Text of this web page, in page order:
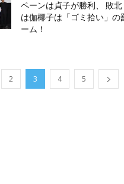
ペーンは貞子が勝利、 敗北
は伽椰子は「ゴミ拾い」の
ーム！
2 3 4 5